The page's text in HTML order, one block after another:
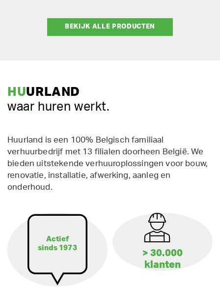
BEKIJK ALLE PRODUCTEN
HUURLAND
waar huren werkt.
Huurland is een 100% Belgisch familiaal
verhuurbedrijf met 13 filialen doorheen België. We
bieden uitstekende verhuuroplossingen voor bouw,
renovatie, installatie, afwerking, aanleg en
onderhoud.
Actief
sinds 1973
> 30.000
klanten